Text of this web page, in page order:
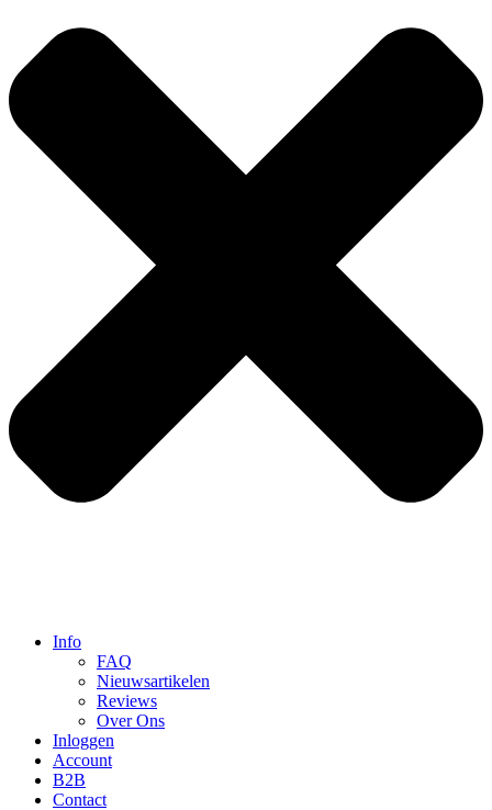
Info
FAQ
Nieuwsartikelen
Reviews
Over Ons
Inloggen
Account
B2B
Contact